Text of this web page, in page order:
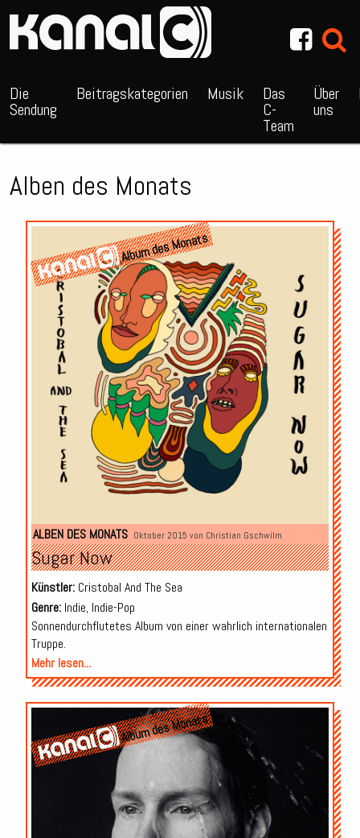
Die
Sendung
Beitragskategorien Musik Das
C-
Team
Über
uns
Alben des Monats
Album des Monats
ALBEN DES MONATS Oktober 2015 von Christian Gschwilm
Sugar Now
Künstler:Cristobal And The Sea
Genre:Indie, Indie-Pop
Sonnendurchflutetes Album von einer wahrlich internationalen
Truppe.
Mehr lesen...
Album des Monats